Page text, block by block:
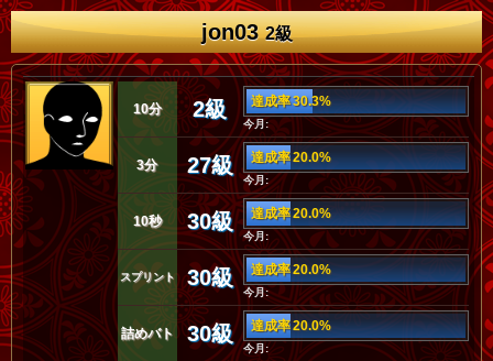
jon032級
10分 2級 達成率 30.3%
今月:
3分 27級 達成率 20.0%
今月:
10秒 30級 達成率 20.0%
今月:
スプリント 30級 達成率 20.0%
今月:
詰めバト 30級 達成率 20.0%
今月: